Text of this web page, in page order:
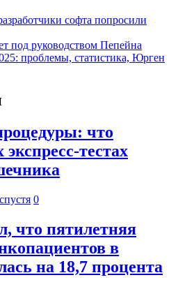
софта попросили
под руководством Пепейна
проблемы, статистика, Юрген
что
тестах
0
что пятилетняя
в
на 18,7 процента